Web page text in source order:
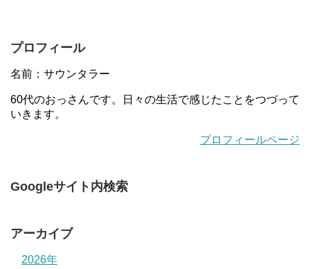
プロフィール
名前：サウンタラー
60代のおっさんです。日々の生活で感じたことをつづって
いきます。
プロフィールページ
Googleサイト内検索
アーカイブ
2026年